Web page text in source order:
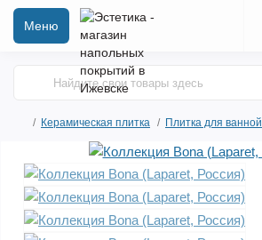
Меню
Керамическая плитка Плитка для ванной